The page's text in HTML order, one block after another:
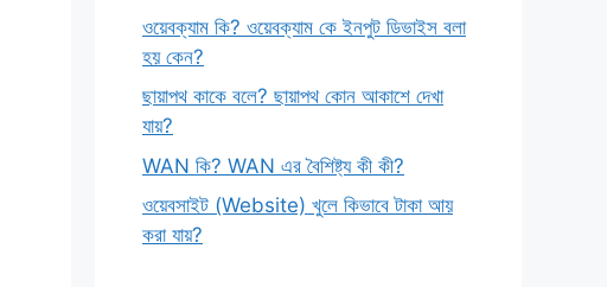
ওয়েবক্যাম কি? ওয়েবক্যাম কে ইনপুট ডিভাইস বলা
হয় কেন?
ছায়াপথ কাকে বলে? ছায়াপথ কোন আকাশে দেখা
যায়?
WAN কি? WAN এর বৈশিষ্ট্য কী কী?
ওয়েবসাইট (Website) খুলে কিভাবে টাকা আয়
করা যায়?